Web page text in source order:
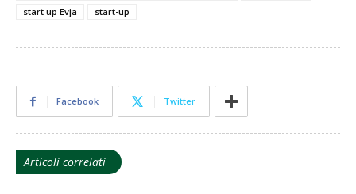
start up Evja
start-up
Facebook Twitter
Articoli correlati